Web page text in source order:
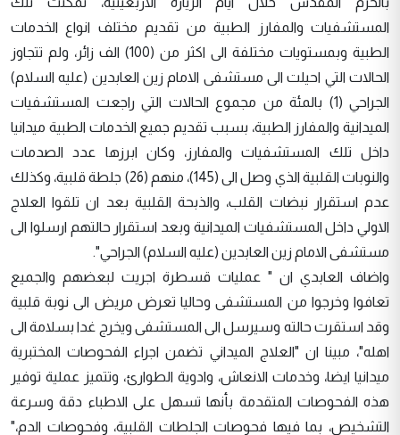
المستشفيات والمفارز الطبية من تقديم مختلف انواع الخدمات
الطبية وبمستويات مختلفة الى اكثر من (100) الف زائر، ولم تتجاوز
الحالات التي احيلت الى مستشفى الامام زين العابدين (عليه السلام)
الجراحي (1) بالمئة من مجموع الحالات التي راجعت المستشفيات
الميدانية والمفارز الطبية، بسبب تقديم جميع الخدمات الطبية ميدانيا
داخل تلك المستشفيات والمفارز، وكان ابرزها عدد الصدمات
والنوبات القلبية الذي وصل الى (145)، منهم (26) جلطة قلبية، وكذلك
عدم استقرار نبضات القلب، والذبحة القلبية بعد ان تلقوا العلاج
الاولي داخل المستشفيات الميدانية وبعد استقرار حالتهم ارسلوا الى
مستشفى الامام زين العابدين (عليه السلام) الجراحي".
واضاف العابدي ان " عمليات قسطرة اجريت لبعضهم والجميع
تعافوا وخرجوا من المستشفى وحاليا تعرض مريض الى نوبة قلبية
وقد استقرت حالته وسيرسل الى المستشفى ويخرج غدا بسلامة الى
اهله"، مبينا ان "العلاج الميداني تضمن اجراء الفحوصات المختبرية
ميدانيا ايضا، وخدمات الانعاش، وادوية الطوارئ، وتتميز عملية توفير
هذه الفحوصات المتقدمة بأنها تسهل على الاطباء دقة وسرعة
التشخيص، بما فيها فحوصات الجلطات القلبية، وفحوصات الدم،"